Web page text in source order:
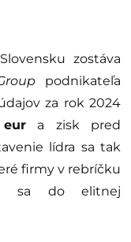
zostáva
podnikateľa
za rok 2024
a zisk pred
lídra sa tak
firmy v rebríčku
sa do elitnej